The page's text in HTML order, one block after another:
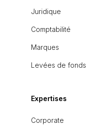
Juridique
Comptabilité
Marques
Levées de fonds
Expertises
Corporate